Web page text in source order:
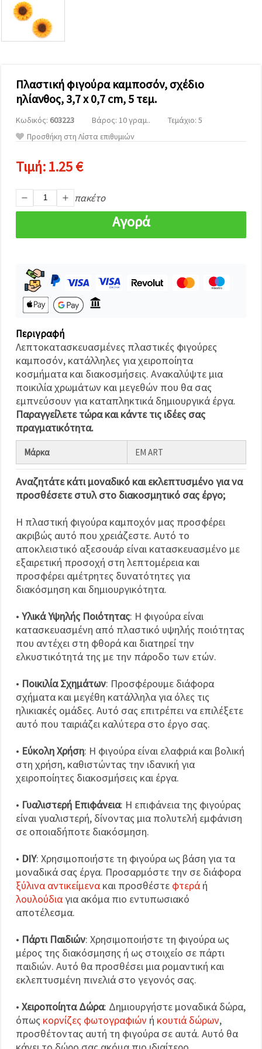
επισκεψιμότητα
και να
προβάλλουμε
πιο σχετικό
περιεχόμενο
άλλων με
τη βοήθεια
των
συνεργατών
μας για
χρησιμοποιήσετε
όλα τα
cookies
προτιμήσεις
σας στις
ρυθμίσεις
επιλέγοντας
δεδομένο
τύπο
cookies και
κλικ στο
κουμπί
Αποθήκευση.
Αποδέχομαι
όλα!
Ρυθμίσεις
Πλαστική φιγούρα καμποσόν, σχέδιο
ηλίανθος, 3,7 x 0,7 cm, 5 τεμ.
Κωδικός: 603223 Βάρος: 10 γραμ..
Τεμάχιο: 5
Προσθήκη στη Λίστα επιθυμιών
Τιμή:1.25 €
πακέτο
Αγορά
Περιγραφή
Λεπτοκατασκευασμένες πλαστικές φιγούρες
καμποσόν, κατάλληλες για χειροποίητα
κοσμήματα και διακοσμήσεις. Ανακαλύψτε μια
ποικιλία χρωμάτων και μεγεθών που θα σας
εμπνεύσουν για καταπληκτικά δημιουργικά έργα.
Παραγγείλετε τώρα και κάντε τις ιδέες σας
πραγματικότητα.
Μάρκα EM ART
Αναζητάτε κάτι μοναδικό και εκλεπτυσμένο για να
προσθέσετε στυλ στο διακοσμητικό σας έργο;
Η πλαστική φιγούρα καμποχόν μας προσφέρει
ακριβώς αυτό που χρειάζεστε. Αυτό το
αποκλειστικό αξεσουάρ είναι κατασκευασμένο με
εξαιρετική προσοχή στη λεπτομέρεια και
προσφέρει αμέτρητες δυνατότητες για
διακόσμηση και δημιουργικότητα.
• Υλικά Υψηλής Ποιότητας: Η φιγούρα είναι
κατασκευασμένη από πλαστικό υψηλής ποιότητας
που αντέχει στη φθορά και διατηρεί την
ελκυστικότητά της με την πάροδο των ετών.
• Ποικιλία Σχημάτων: Προσφέρουμε διάφορα
σχήματα και μεγέθη κατάλληλα για όλες τις
ηλικιακές ομάδες. Αυτό σας επιτρέπει να επιλέξετε
αυτό που ταιριάζει καλύτερα στο έργο σας.
• Εύκολη Χρήση: Η φιγούρα είναι ελαφριά και βολική
στη χρήση, καθιστώντας την ιδανική για
χειροποίητες διακοσμήσεις και έργα.
• Γυαλιστερή Επιφάνεια: Η επιφάνεια της φιγούρας
είναι γυαλιστερή, δίνοντας μια πολυτελή εμφάνιση
σε οποιαδήποτε διακόσμηση.
• DIY: Χρησιμοποιήστε τη φιγούρα ως βάση για τα
μοναδικά σας έργα. Προσαρμόστε την σε διάφορα
ξύλινα αντικείμενα και προσθέστε φτερά ή
λουλούδιαγια ακόμα πιο εντυπωσιακό
αποτέλεσμα.
• Πάρτι Παιδιών: Χρησιμοποιήστε τη φιγούρα ως
μέρος της διακόσμησης ή ως στοιχείο σε πάρτι
παιδιών. Αυτό θα προσθέσει μια ρομαντική και
εκλεπτυσμένη πινελιά στο γεγονός σας.
• Χειροποίητα Δώρα: Δημιουργήστε μοναδικά δώρα,
όπως κορνίζες φωτογραφιών ή κουτιά δώρων,
προσθέτοντας αυτή τη φιγούρα σε αυτά. Αυτό θα